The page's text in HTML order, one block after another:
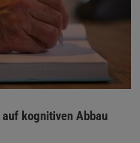
kognitiven Abbau